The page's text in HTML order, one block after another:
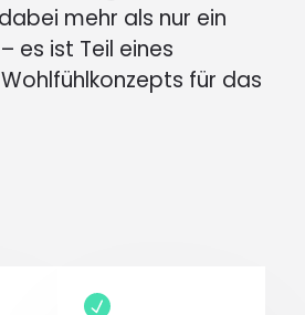
mehr als nur ein
es ist Teil eines
für das